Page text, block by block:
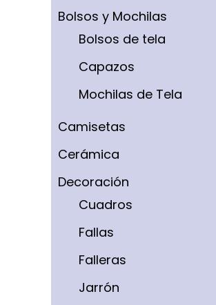
Bolsos y Mochilas
Bolsos de tela
Capazos
Mochilas de Tela
Camisetas
Cerámica
Decoración
Cuadros
Fallas
Falleras
Jarrón